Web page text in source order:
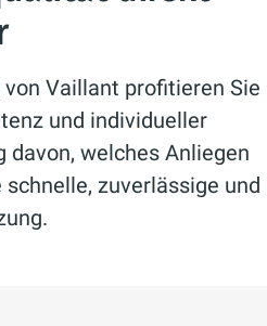
Vaillant profitieren Sie
und individueller
davon, welches Anliegen
zuverlässige und